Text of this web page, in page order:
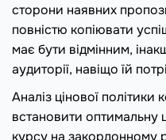
сторони наявних
повністю копіювати
має бути відмінним,
аудиторії, навіщо їй
Аналіз цінової
встановити оптимальну
курсу на закордонному